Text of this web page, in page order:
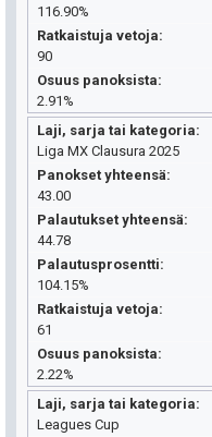
116.90%
Ratkaistuja vetoja
90
Osuus panoksista
2.91%
Laji, sarja tai kategoria
Liga MX Clausura 2025
Panokset yhteensä
43.00
Palautukset yhteensä
44.78
Palautusprosentti
104.15%
Ratkaistuja vetoja
61
Osuus panoksista
2.22%
Laji, sarja tai kategoria
Leagues Cup